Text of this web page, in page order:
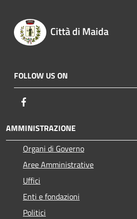
Città di Maida
FOLLOW US ON
AMMINISTRAZIONE
Organi di Governo
Aree Amministrative
Uffici
Enti e fondazioni
Politici